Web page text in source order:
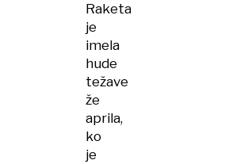
Raketa
je
imela
hude
težave
že
aprila,
ko
je